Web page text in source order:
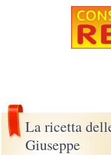
La ricetta
Giuseppe